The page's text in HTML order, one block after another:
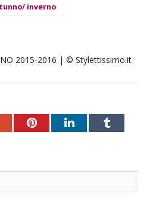
inverno
2015-2016 | © Stylettissimo.it
PinterestLinkedInTumblr